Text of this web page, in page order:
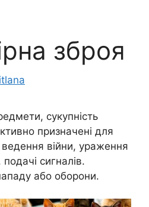
зброя
сукупність
призначені для
війни, ураження
подачі сигналів.
або оборони.